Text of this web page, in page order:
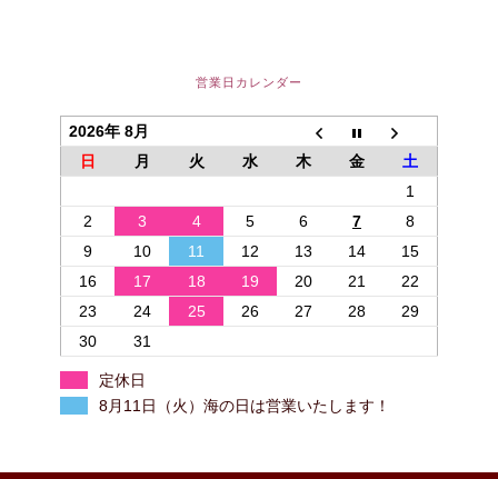
営業日カレンダー
2026年 8月
日
月 火 水 木 金
土
1
2
3 4 5 6 7
8
9
10 11 12 13 14
15
16
17 18 19 20 21
22
23
24 25 26 27 28
29
30
31
定休日
8月11日（火）海の日は営業いたします！